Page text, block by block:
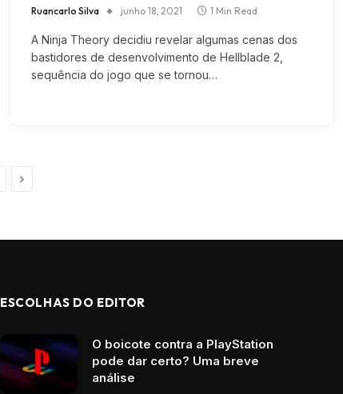
Ruancarlo Silva junho 18, 2021 1 Min Read
A Ninja Theory decidiu revelar algumas cenas dos
bastidores de desenvolvimento de Hellblade 2,
sequência do jogo que se tornou…
Next
ESCOLHAS DO EDITOR
O boicote contra a PlayStation
pode dar certo? Uma breve
análise